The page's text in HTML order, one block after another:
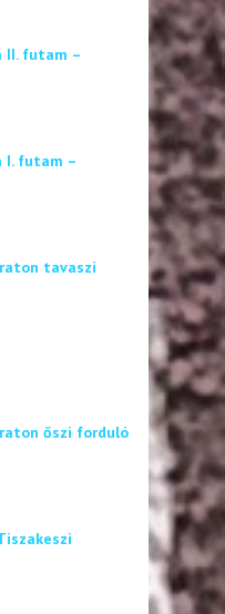
II. futam –
I. futam –
tavaszi
őszi forduló